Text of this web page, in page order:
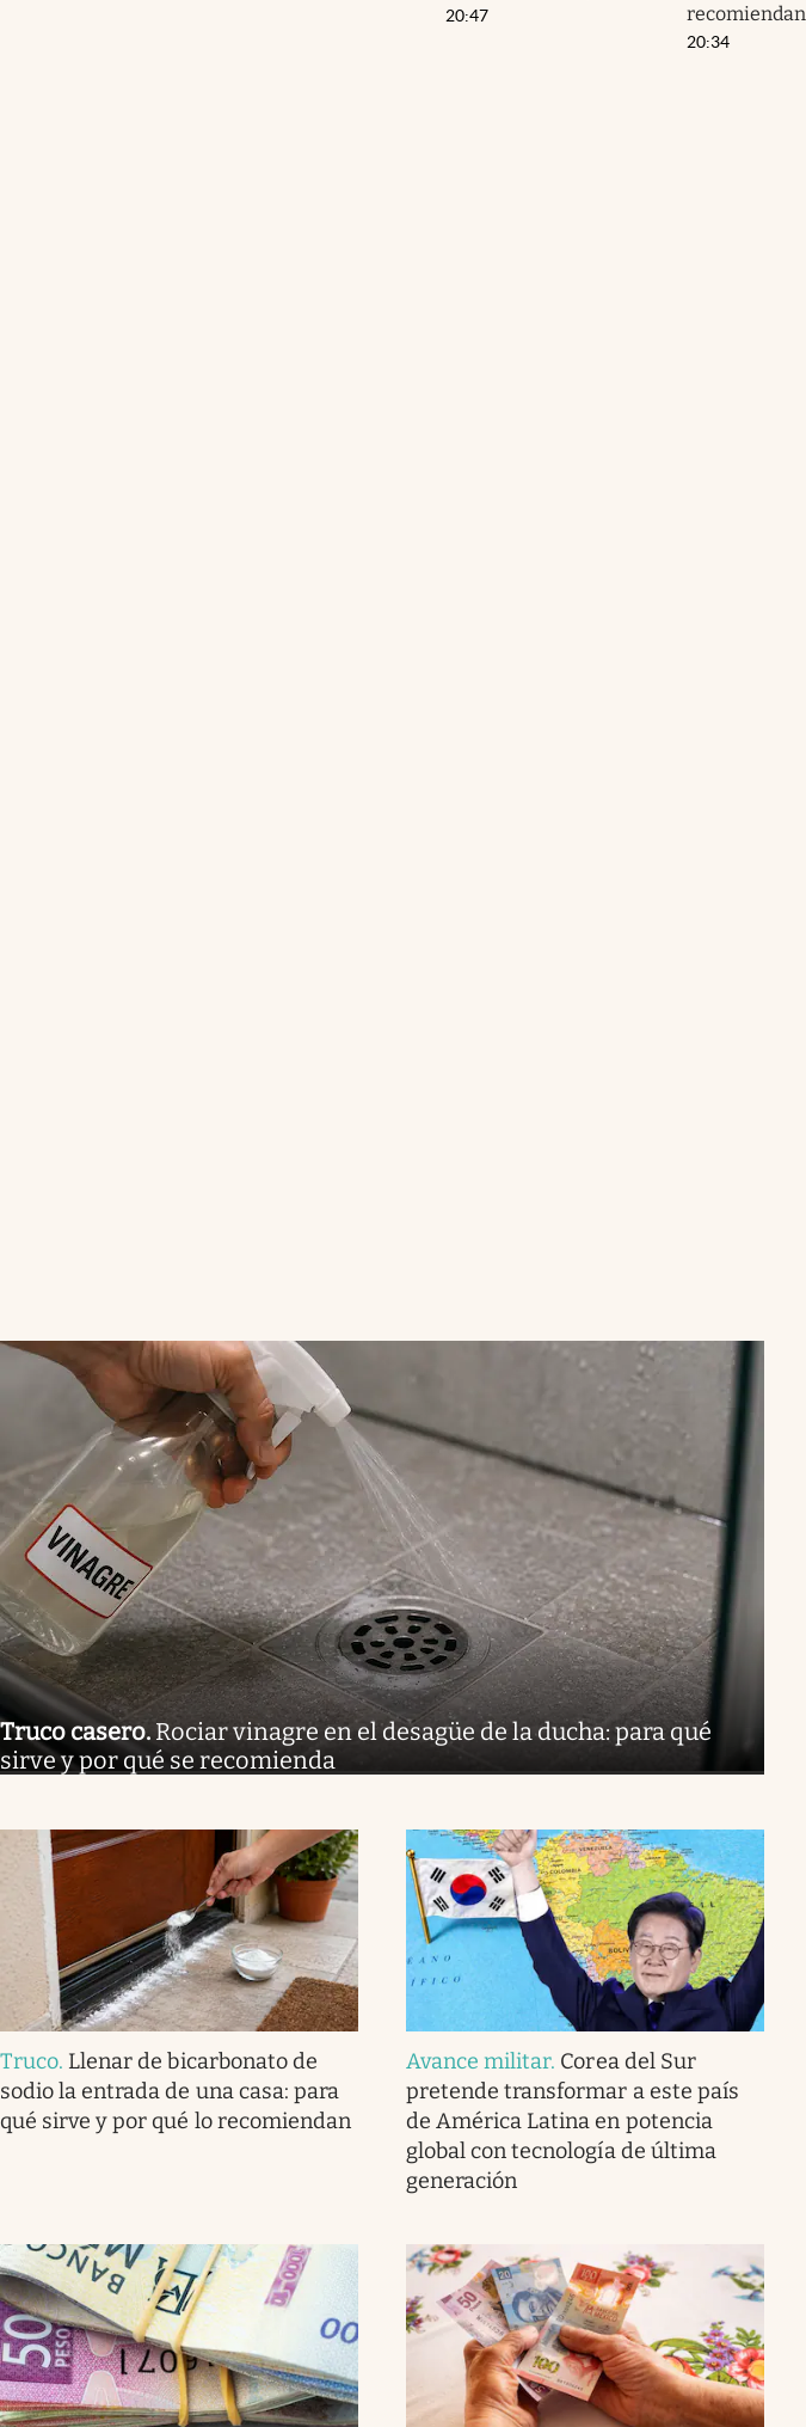
20:47
recomiendan
20:34
Truco casero. Rociar vinagre en el desagüe de la ducha: para qué
sirve y por qué se recomienda
Truco. Llenar de bicarbonato de
sodio la entrada de una casa: para
qué sirve y por qué lo recomiendan
Avance militar. Corea del Sur
pretende transformar a este país
de América Latina en potencia
global con tecnología de última
generación